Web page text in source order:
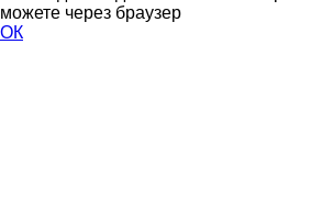
можете через браузер
ОК